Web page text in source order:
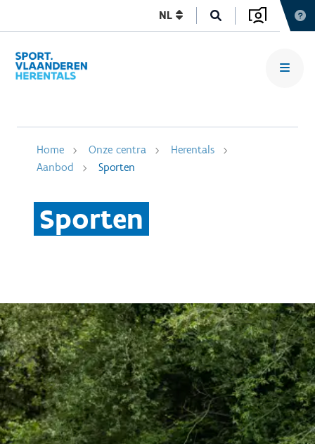
NL
Home Onze centra
Herentals
Aanbod
Sporten
Sporten